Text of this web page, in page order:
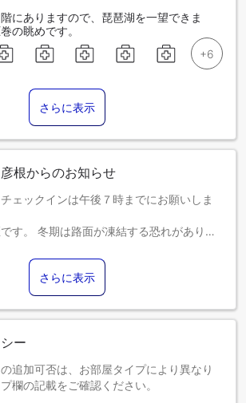
にありますので、琵琶湖を一望できま
の眺めです。
さらに表示
根からのお知らせ
ェックインは午後７時までにお願いしま
す。 冬期は路面が凍結する恐れがありま
います。
さらに表示
ー
追加可否は、お部屋タイプにより異なり
欄の記載をご確認ください。